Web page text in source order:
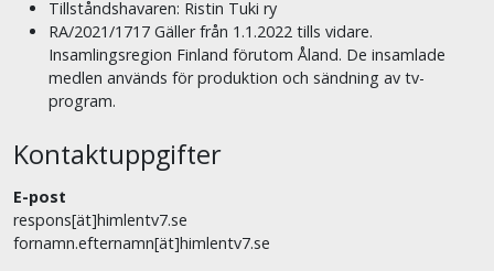
Tillståndshavaren: Ristin Tuki ry
RA/2021/1717 Gäller från 1.1.2022 tills vidare.
Insamlingsregion Finland förutom Åland. De insamlade
medlen används för produktion och sändning av tv-
program.
Kontaktuppgifter
E-post
respons[ät]himlentv7.se
fornamn.efternamn[ät]himlentv7.se